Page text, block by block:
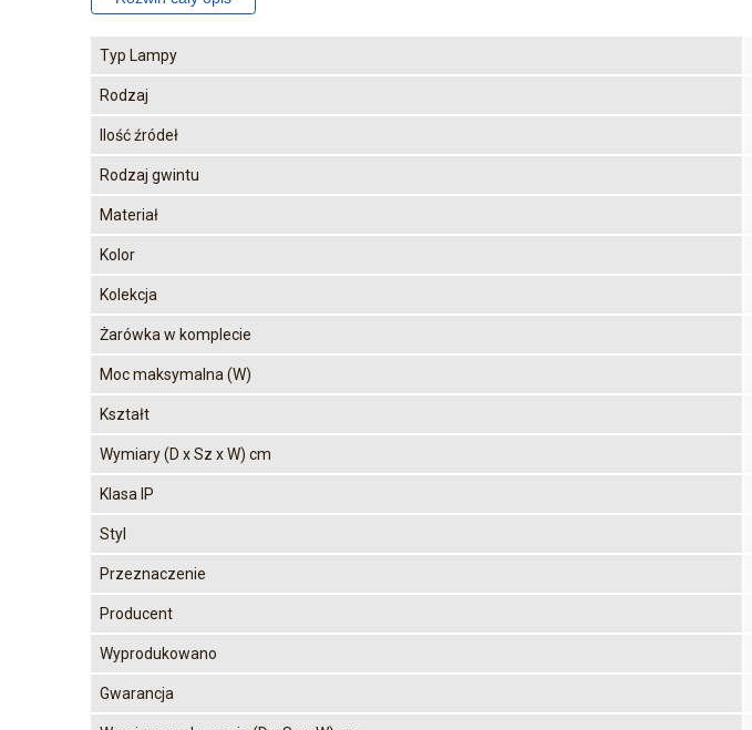
Typ Lampy
Rodzaj
Ilość źródeł
Rodzaj gwintu
Materiał
Kolor
Kolekcja
Żarówka w komplecie
Moc maksymalna (W)
Kształt
Wymiary (D x Sz x W) cm
Klasa IP
Styl
Przeznaczenie
Producent
Wyprodukowano
Gwarancja